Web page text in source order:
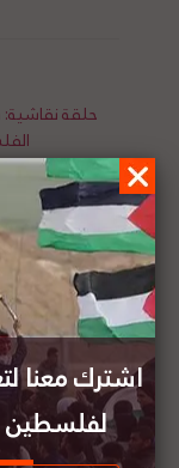
حلقة نقاشية:
مؤسسة
حول "مداهمة
اشترك معنا
لفلسطين